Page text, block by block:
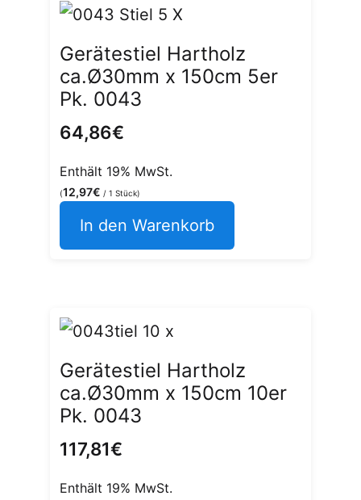
Gerätestiel Hartholz
ca.Ø30mm x 150cm 5er
Pk. 0043
64,86€
Enthält 19% MwSt.
(12,97€ / 1 Stück)
In den Warenkorb
Gerätestiel Hartholz
ca.Ø30mm x 150cm 10er
Pk. 0043
117,81€
Enthält 19% MwSt.